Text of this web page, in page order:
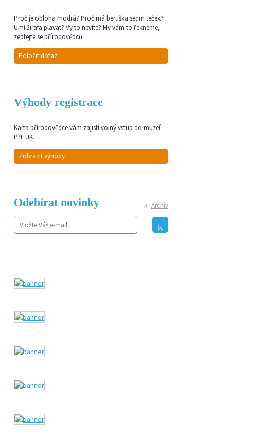
Proč je obloha modrá? Proč má beruška sedm teček?
Umí žirafa plavat? Vy to nevíte? My vám to řekneme,
zeptejte se přírodovědců.
Položit dotaz
Výhody registrace
Karta přírodovědce vám zajistí volný vstup do muzeí
PřF UK.
Zobrazit výhody
Archiv
Odebírat novinky